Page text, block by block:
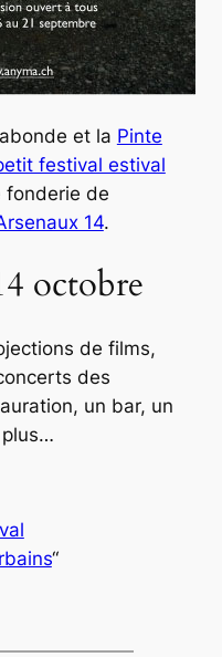
et la Pinte
festival estival
fonderie de
14.
octobre
de films,
des
un bar, un
“